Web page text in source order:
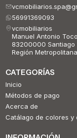
56991369093
vcmobiliarios
Manuel Antonio
83200000 Santiago
Región
CATEGORÍAS
Inicio
Métodos de pago
Acerca de
Catálago de colores y